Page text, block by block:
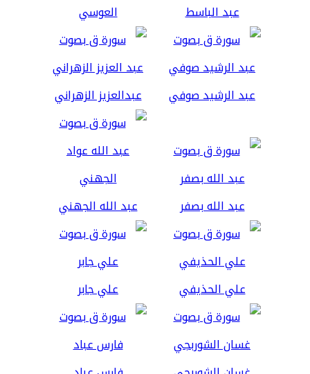
عبد الباسط العوسي
عبد الرشيد صوفي عبدالعزيز الزهراني
عبد الله بصفر عبد الله الجهني
علي الحذيفي علي جابر